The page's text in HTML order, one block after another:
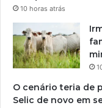
10 horas atrás
O cenário teria de
Selic de novo em